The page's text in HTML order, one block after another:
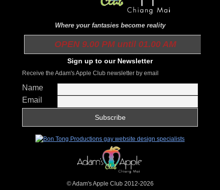
Where your fantasies become reality
OPEN 9.00 PM until 01.00 AM
Sign up to our Newsletter
Receive the Adam's Apple Club newsletter by email
Name
Email
© Adam's Apple Club 2012-2026